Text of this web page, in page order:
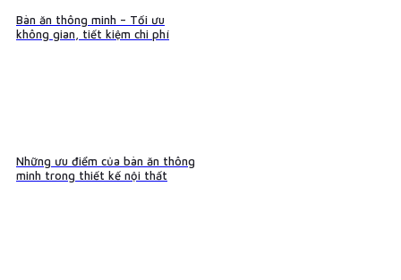
Bàn ăn thông minh – Tối ưu
không gian, tiết kiệm chi phí
Những ưu điểm của bàn ăn thông
minh trong thiết kế nội thất